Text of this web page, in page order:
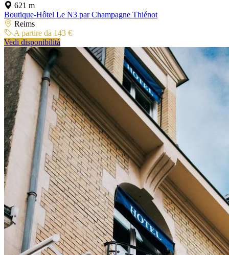
621 m
Boutique-Hôtel Le N3 par Champagne Thiénot
Reims
A partire da 143 €
Vedi disponibilità